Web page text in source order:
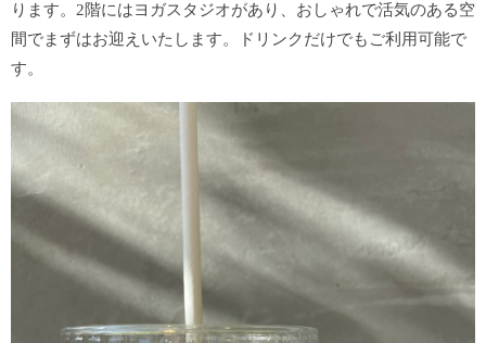
ります。 2階にはヨガスタジオがあり、おしゃれで活気のある空
間でまずはお迎えいたします。ドリンクだけでもご利用可能で
す。